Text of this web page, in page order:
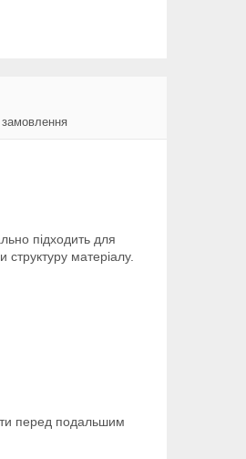
підходить для
матеріалу.
перед подальшим